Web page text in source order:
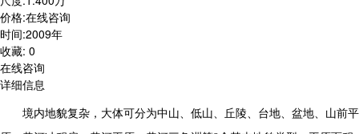
价格:在线咨询
时间:2009年
收藏: 0
在线咨询
详细信息
境内地貌复杂，大体可分为中山、低山、丘陵、台地、盆地、山前平